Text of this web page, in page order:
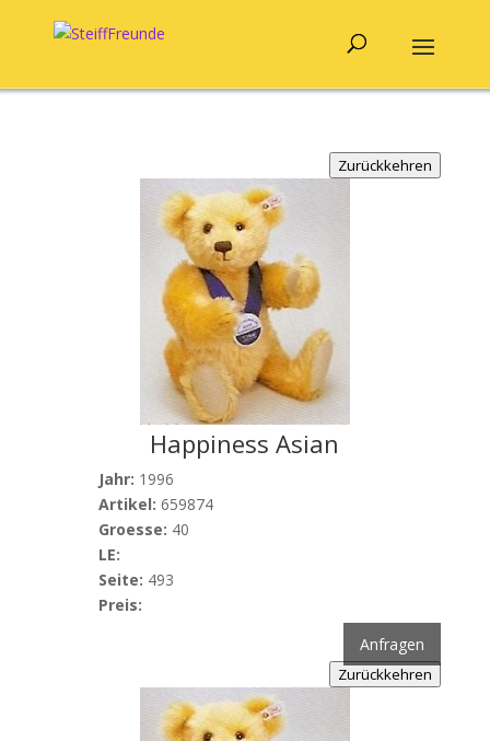
Zurückkehren
Happiness Asian
Jahr: 1996
Artikel: 659874
Groesse: 40
LE:
Seite: 493
Preis:
Anfragen
Zurückkehren